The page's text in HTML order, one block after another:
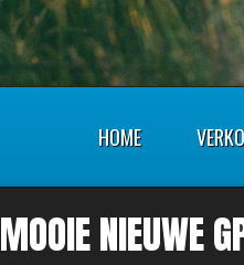
HOME
MOOIE NIEUWE